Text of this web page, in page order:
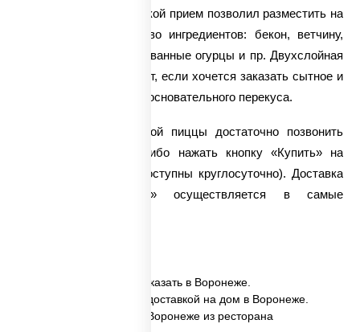
двухслойную пиццу. Такой прием позволил разместить на
тонком тесте множество ингредиентов: бекон, ветчину,
куриную грудку, маринованные огурцы и пр. Двухслойная
пицца отлично подойдет, если хочется заказать сытное и
калорийное блюдо для основательного перекуса.
Для заказа двухслойной пиццы достаточно позвонить
нашим диспетчерам либо нажать кнопку «Купить» на
сайте (оба варианта доступны круглосуточно). Доставка
«Двухслойная» осуществляется в самые
✅ Пицца Двухслойная заказать в Воронеже.
✅ Пицца Двухслойная с доставкой на дом в Воронеже.
✅ Пицца Двухслойная в Воронеже из ресторана